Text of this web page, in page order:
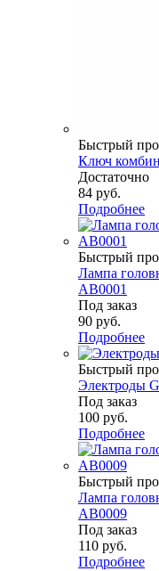
Быстрый
Ключ
Достаточно
84 руб.
Подробнее
Быстрый
Лампа
AB0001
Под заказ
90 руб.
Подробнее
Быстрый
Электроды
Под заказ
100 руб.
Подробнее
Быстрый
Лампа
AB0009
Под заказ
110 руб.
Подробнее